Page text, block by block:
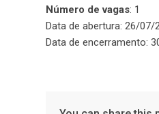
Número de vagas: 1
Data de abertura: 26/07/
Data de encerramento: